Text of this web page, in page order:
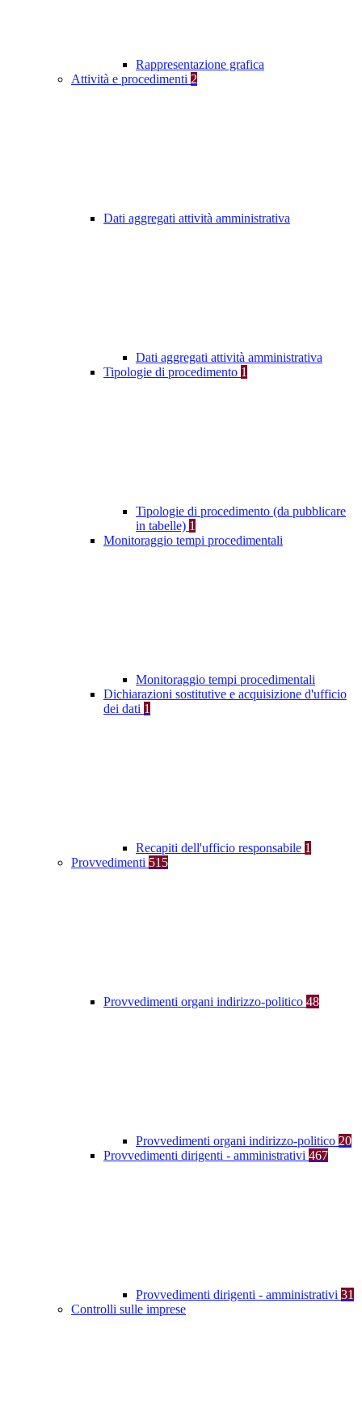
Rappresentazione grafica
Attività e procedimenti 2
Dati aggregati attività amministrativa
Dati aggregati attività amministrativa
Tipologie di procedimento 1
Tipologie di procedimento (da pubblicare
in tabelle) 1
Monitoraggio tempi procedimentali
Monitoraggio tempi procedimentali
Dichiarazioni sostitutive e acquisizione d'ufficio
dei dati 1
Recapiti dell'ufficio responsabile 1
Provvedimenti 515
Provvedimenti organi indirizzo-politico 48
Provvedimenti organi indirizzo-politico 20
Provvedimenti dirigenti - amministrativi 467
Provvedimenti dirigenti - amministrativi 31
Controlli sulle imprese